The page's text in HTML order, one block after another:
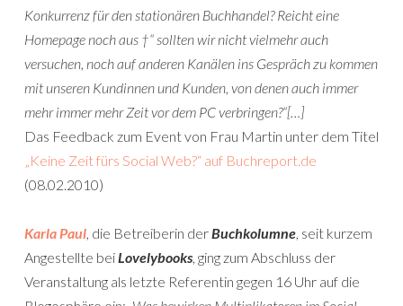
Konkurrenz für den stationären Buchhandel? Reicht eine
Homepage noch aus †“ sollten wir nicht vielmehr auch
versuchen, noch auf anderen Kanälen ins Gespräch zu kommen
mit unseren Kundinnen und Kunden, von denen auch immer
mehr immer mehr Zeit vor dem PC verbringen?“[…]
Das Feedback zum Event von Frau Martin unter dem Titel
„Keine Zeit fürs Social Web?“ auf Buchreport.de
(08.02.2010)
Karla Paul, die Betreiberin derBuchkolumne, seit kurzem
Angestellte beiLovelybooks, ging zum Abschluss der
Veranstaltung als letzte Referentin gegen 16 Uhr auf die